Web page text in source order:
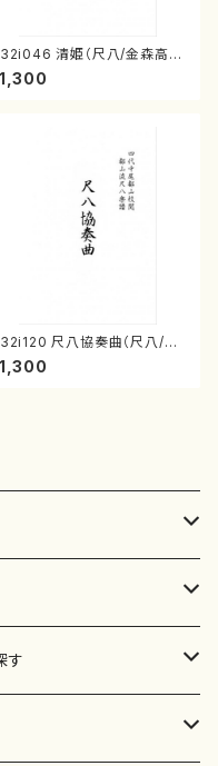
清姫（尺八/金森高
楽譜）都山流公刊楽譜曲番：
尺八協奏曲（尺八/二
山本邦山/尺八/都山式譜）都
流公刊楽譜曲番:569
す